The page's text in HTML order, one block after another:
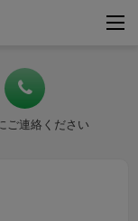
ご連絡ください